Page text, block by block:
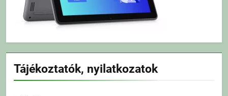
Tájékoztatók, nyilatkozatok